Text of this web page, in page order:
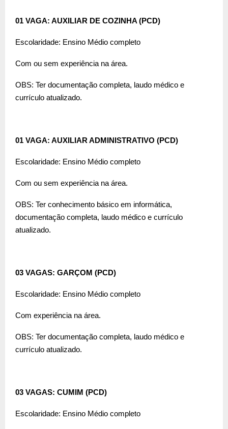
01 VAGA: AUXILIAR DE COZINHA (PCD)
Escolaridade: Ensino Médio completo
Com ou sem experiência na área.
OBS: Ter documentação completa, laudo médico e
currículo atualizado.
01 VAGA: AUXILIAR ADMINISTRATIVO (PCD)
Escolaridade: Ensino Médio completo
Com ou sem experiência na área.
OBS: Ter conhecimento básico em informática,
documentação completa, laudo médico e currículo
atualizado.
03 VAGAS: GARÇOM (PCD)
Escolaridade: Ensino Médio completo
Com experiência na área.
OBS: Ter documentação completa, laudo médico e
currículo atualizado.
03 VAGAS: CUMIM (PCD)
Escolaridade: Ensino Médio completo